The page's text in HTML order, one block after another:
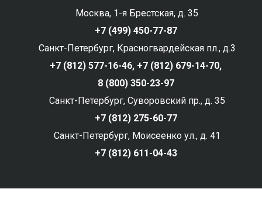
Москва, 1-я Брестская, д. 35
+7 (499) 450-77-87
Санкт-Петербург, Красногвардейская пл., д.3
+7 (812) 577-16-46, +7 (812) 679-14-70,
8 (800) 350-23-97
Санкт-Петербург, Суворовский пр., д. 35
+7 (812) 275-60-77
Санкт-Петербург, Моисеенко ул., д. 41
+7 (812) 611-04-43